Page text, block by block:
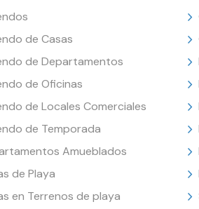
de Casas
de Departamentos
de Oficinas
de Locales Comerciales
de Temporada
Amueblados
de Playa
en Terrenos de playa